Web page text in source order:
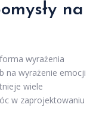
na
wyrażenia
na wyrażenie emocji
wiele
w zaprojektowaniu